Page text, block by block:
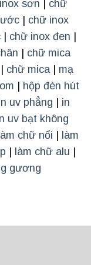
sơn
chữ
| chữ inox
| chữ inox đen |
| chữ mica
| chữ mica | mạ
| hộp đèn hút
uv phẳng | in
uv bạt không
chữ nổi | làm
| làm chữ alu |
gương